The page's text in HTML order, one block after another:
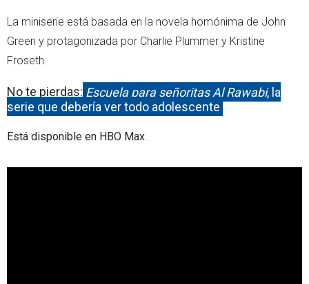
La miniserie está basada en la novela homónima de John
Green y protagonizada por Charlie Plummer y Kristine
Froseth.
No te pierdas: Escuela para señoritas Al Rawabi, la
serie que debería ver todo adolescente
Está disponible en HBO Max.